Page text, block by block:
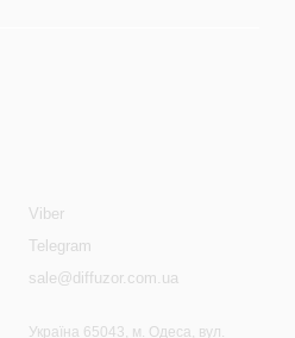
Viber
Telegram
sale@diffuzor.com.ua
Україна 65043, м. Одеса, вул.